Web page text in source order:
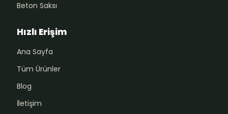
Beton Saksı
Hızlı Erişim
Ana Sayfa
Tüm Ürünler
Blog
İletişim